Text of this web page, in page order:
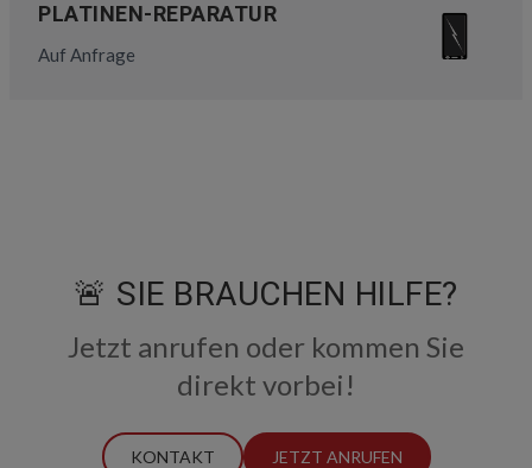
PLATINEN-REPARATUR
Auf Anfrage
🚨 SIE BRAUCHEN HILFE?
Jetzt anrufen oder kommen Sie
direkt vorbei!
KONTAKT JETZT ANRUFEN